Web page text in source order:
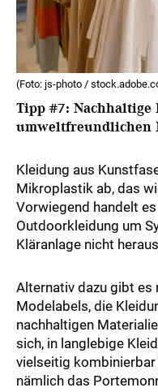
(Foto: js-photo /
Tipp #7: Nachhaltige
umweltfreundlichen
Kleidung aus
Mikroplastik ab, das
Vorwiegend handelt
Outdoorkleidung um
Kläranlage nicht
Alternativ dazu gibt
Modelabels, die
nachhaltigen
sich, in langlebige
vielseitig
nämlich das